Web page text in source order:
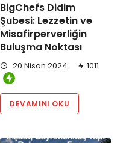
BigChefs Didim
Şubesi: Lezzetin ve
Misafirperverliğin
Buluşma Noktası
20 Nisan 2024 1011
DEVAMINI OKU